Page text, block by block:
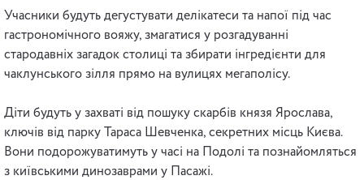
Учасники будуть дегустувати делікатеси та напої під час
гастрономічного вояжу, змагатися у розгадуванні
стародавніх загадок столиці та збирати інгредієнти для
чаклунського зілля прямо на вулицях мегаполісу.
Діти будуть у захваті від пошуку скарбів князя Ярослава,
ключів від парку Тараса Шевченка, секретних місць Києва.
Вони подорожуватимуть у часі на Подолі та познайомляться
з київськими динозаврами у Пасажі.